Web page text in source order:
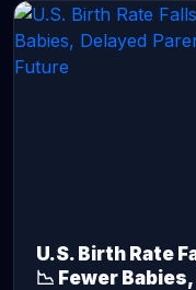
U.S. Birth Rate
📉 Fewer